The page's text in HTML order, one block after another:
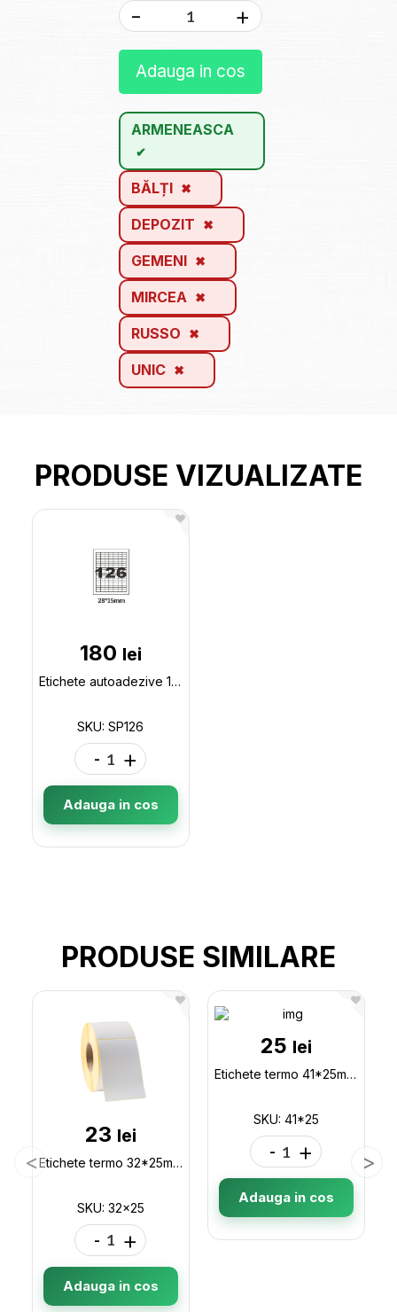
- +
Adauga in cos
ARMENEASCA
BĂLȚI
DEPOZIT
GEMENI
MIRCEA
RUSSO
UNIC
PRODUSE VIZUALIZATE
180 lei
Etichete autoadezive 126buc 28*15mm olimp (100foi) SP126
SKU: SP126
- +
Adauga in cos
PRODUSE SIMILARE
23 lei
Etichete termo 32*25mm (1000buc) 32x25
SKU: 32x25
- +
Adauga in cos
25 lei
Etichete termo 41*25mm (1000buc) 41*25
SKU: 41*25
- +
Adauga in cos